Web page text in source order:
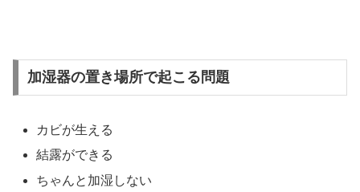
加湿器の置き場所で起こる問題
カビが生える
結露ができる
ちゃんと加湿しない